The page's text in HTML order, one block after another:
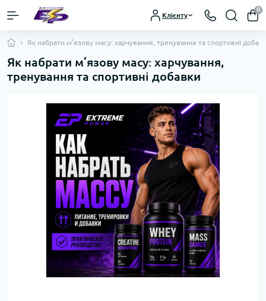
Клієнту
0
Як набрати м’язову масу: харчування, тренування та спортивні
Як набрати м’язову масу: харчування,
тренування та спортивні добавки